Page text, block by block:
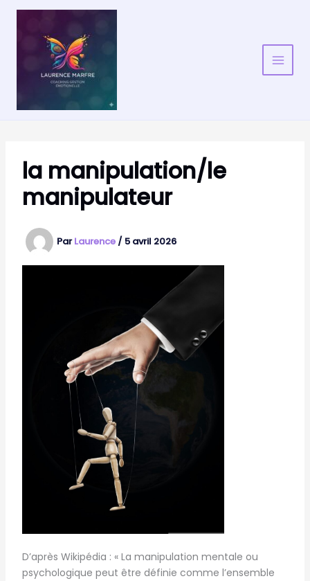
Aller
contenu
la manipulation/le
manipulateur
ParLaurence /5 avril 2026
D’après Wikipédia : « La manipulation mentale ou
psychologique peut être définie comme l’ensemble